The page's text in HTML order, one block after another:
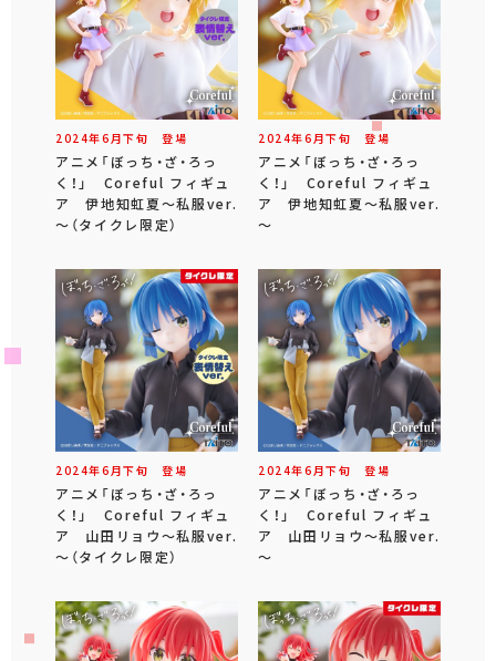
2024年6 月下旬 登場
アニメ「ぼっち・ざ・ろっ
く！」 Coreful フィギュ
ア 伊地知虹夏～私服ver.
～（タイクレ限定）
2024年6 月下旬 登場
アニメ「ぼっち・ざ・ろっ
く！」 Coreful フィギュ
ア 伊地知虹夏～私服ver.
～
2024年6 月下旬 登場
アニメ「ぼっち・ざ・ろっ
く！」 Coreful フィギュ
ア 山田リョウ～私服ver.
～（タイクレ限定）
2024年6 月下旬 登場
アニメ「ぼっち・ざ・ろっ
く！」 Coreful フィギュ
ア 山田リョウ～私服ver.
～